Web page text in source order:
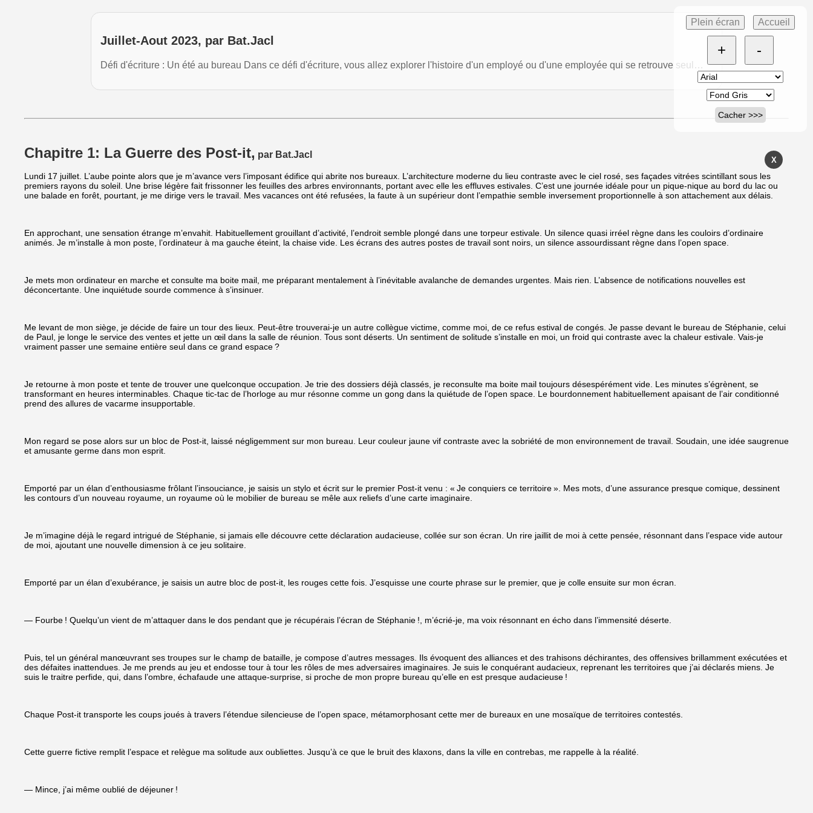
Plein écran Accueil
+ -
Cacher >>>
Juillet-Aout 2023, par Bat.Jacl
Défi d'écriture : Un été au bureau Dans ce défi d'écriture, vous allez explorer l'histoire d'un employé ou d'une employée qui se retrouve seul…
X
Chapitre 1: La Guerre des Post-it, par Bat.Jacl
Lundi 17 juillet. L’aube pointe alors que je m’avance vers l’imposant édifice qui abrite nos bureaux. L’architecture moderne du lieu contraste avec le ciel rosé, ses façades vitrées scintillant sous les
premiers rayons du soleil. Une brise légère fait frissonner les feuilles des arbres environnants, portant avec elle les effluves estivales. C’est une journée idéale pour un pique-nique au bord du lac ou
une balade en forêt, pourtant, je me dirige vers le travail. Mes vacances ont été refusées, la faute à un supérieur dont l’empathie semble inversement proportionnelle à son attachement aux délais.
En approchant, une sensation étrange m’envahit. Habituellement grouillant d’activité, l’endroit semble plongé dans une torpeur estivale. Un silence quasi irréel règne dans les couloirs d’ordinaire
animés. Je m’installe à mon poste, l’ordinateur à ma gauche éteint, la chaise vide. Les écrans des autres postes de travail sont noirs, un silence assourdissant règne dans l’open space.
Je mets mon ordinateur en marche et consulte ma boite mail, me préparant mentalement à l’inévitable avalanche de demandes urgentes. Mais rien. L’absence de notifications nouvelles est
déconcertante. Une inquiétude sourde commence à s’insinuer.
Me levant de mon siège, je décide de faire un tour des lieux. Peut-être trouverai-je un autre collègue victime, comme moi, de ce refus estival de congés. Je passe devant le bureau de Stéphanie, celui
de Paul, je longe le service des ventes et jette un œil dans la salle de réunion. Tous sont déserts. Un sentiment de solitude s’installe en moi, un froid qui contraste avec la chaleur estivale. Vais-je
vraiment passer une semaine entière seul dans ce grand espace ?
Je retourne à mon poste et tente de trouver une quelconque occupation. Je trie des dossiers déjà classés, je reconsulte ma boite mail toujours désespérément vide. Les minutes s’égrènent, se
transformant en heures interminables. Chaque tic-tac de l’horloge au mur résonne comme un gong dans la quiétude de l’open space. Le bourdonnement habituellement apaisant de l’air conditionné
prend des allures de vacarme insupportable.
Mon regard se pose alors sur un bloc de Post-it, laissé négligemment sur mon bureau. Leur couleur jaune vif contraste avec la sobriété de mon environnement de travail. Soudain, une idée saugrenue
et amusante germe dans mon esprit.
Emporté par un élan d’enthousiasme frôlant l’insouciance, je saisis un stylo et écrit sur le premier Post-it venu : « Je conquiers ce territoire ». Mes mots, d’une assurance presque comique, dessinent
les contours d’un nouveau royaume, un royaume où le mobilier de bureau se mêle aux reliefs d’une carte imaginaire.
Je m’imagine déjà le regard intrigué de Stéphanie, si jamais elle découvre cette déclaration audacieuse, collée sur son écran. Un rire jaillit de moi à cette pensée, résonnant dans l’espace vide autour
de moi, ajoutant une nouvelle dimension à ce jeu solitaire.
Emporté par un élan d’exubérance, je saisis un autre bloc de post-it, les rouges cette fois. J’esquisse une courte phrase sur le premier, que je colle ensuite sur mon écran.
— Fourbe ! Quelqu’un vient de m’attaquer dans le dos pendant que je récupérais l’écran de Stéphanie !, m’écrié-je, ma voix résonnant en écho dans l’immensité déserte.
Puis, tel un général manœuvrant ses troupes sur le champ de bataille, je compose d’autres messages. Ils évoquent des alliances et des trahisons déchirantes, des offensives brillamment exécutées et
des défaites inattendues. Je me prends au jeu et endosse tour à tour les rôles de mes adversaires imaginaires. Je suis le conquérant audacieux, reprenant les territoires que j’ai déclarés miens. Je
suis le traitre perfide, qui, dans l’ombre, échafaude une attaque-surprise, si proche de mon propre bureau qu’elle en est presque audacieuse !
Chaque Post-it transporte les coups joués à travers l’étendue silencieuse de l’open space, métamorphosant cette mer de bureaux en une mosaïque de territoires contestés.
Cette guerre fictive remplit l’espace et relègue ma solitude aux oubliettes. Jusqu’à ce que le bruit des klaxons, dans la ville en contrebas, me rappelle à la réalité.
— Mince, j’ai même oublié de déjeuner !